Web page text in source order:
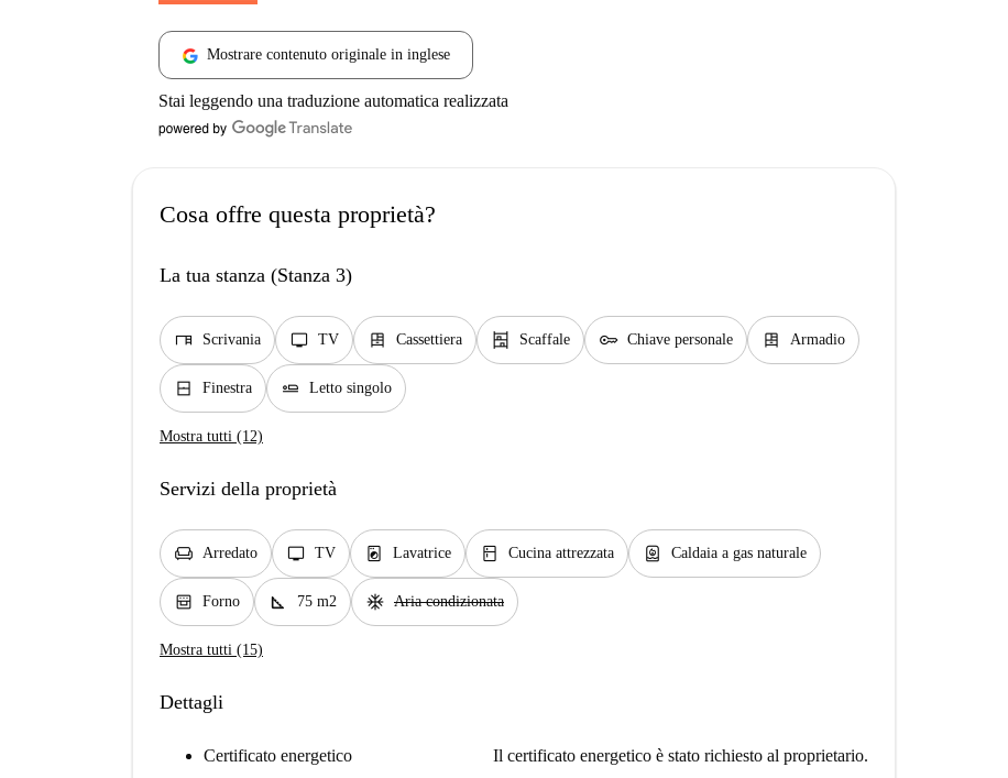
Mostrare contenuto originale in inglese
Stai leggendo una traduzione automatica realizzata
Cosa offre questa proprietà?
La tua stanza (Stanza 3)
desk Scrivania tv TV dresser Cassettiera shelves Scaffale key Chiave personale dresser Armadio
window_closed Finestra airline_seat_flat Letto singolo
Mostra tutti (12)
Servizi della proprietà
chair Arredato tv TV local_laundry_service Lavatrice kitchen Cucina attrezzata water_heater Caldaia a gas naturale
oven_gen Forno square_foot 75 m2 ac_unit Aria condizionata
Mostra tutti (15)
Dettagli
Certificato energetico Il certificato energetico è stato richiesto al proprietario.